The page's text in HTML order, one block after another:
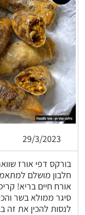
29/3/2023
בורקס דפי אורז
חלבון מושלם
אורח חיים בריא!
סיגר ממולא בשר
לנסות להכין את זה